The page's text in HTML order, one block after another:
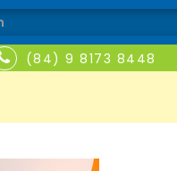
(84) 9 8173 8448